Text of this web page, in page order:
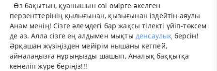
Өз бақытын, қуанышын өзі өмірге әкелген
перзенттерінің қылығынан, қызығынан іздейтін аяулы
Анам менің! Сізге әлемдегі бар жақсы тілекті үйіп-төксем
де аз. Алла сізге ең алдымен мықты денсаулық берсін!
Әрқашан жүзіңізден мейірім нышаны кетпей,
айналаңызға нұрыңызды шашып, Аналық баққытқа
кенеліп жүре беріңіз!!!